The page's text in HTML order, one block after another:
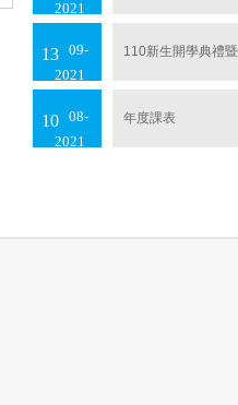
2021
09
2021
13 110新生開學典禮
08
2021
10 年度課表